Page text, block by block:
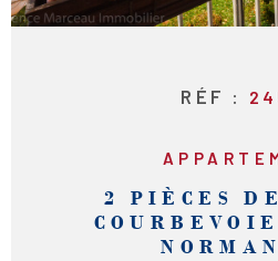
RÉF :
2 PIÈCES